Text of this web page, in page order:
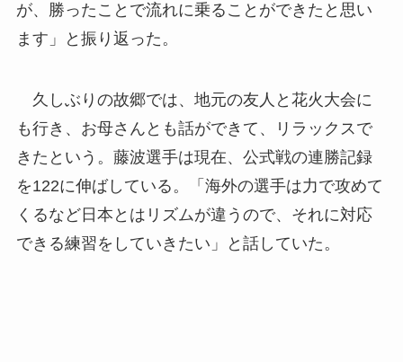
が、勝ったことで流れに乗ることができたと思い
ます」と振り返った。
久しぶりの故郷では、地元の友人と花火大会に
も行き、お母さんとも話ができて、リラックスで
きたという。藤波選手は現在、公式戦の連勝記録
を122に伸ばしている。「海外の選手は力で攻めて
くるなど日本とはリズムが違うので、それに対応
できる練習をしていきたい」と話していた。